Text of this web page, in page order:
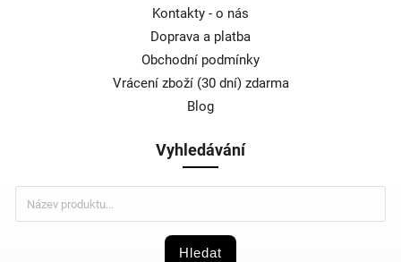
Kontakty - o nás
Doprava a platba
Obchodní podmínky
Vrácení zboží (30 dní) zdarma
Blog
Vyhledávání
Hledat